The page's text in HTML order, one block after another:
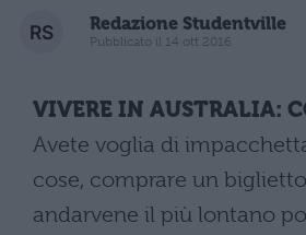
Redazione Studentville
Pubblicato il 14 ott 2016
VIVERE IN AUSTRALIA:
Avete voglia di
cose, comprare un
andarvene il più lontano